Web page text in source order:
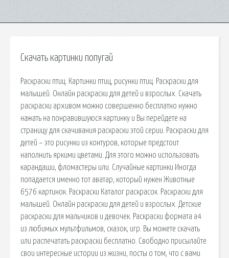
Скачать картинки попугай
Раскраски птиц. Картинки птиц, рисунки птиц. Раскраски для
малышей. Онлайн раскраски для детей и взрослых. Скачать
раскраски архивом можно совершенно бесплатно нужно
нажать на понравившуюся картинку и Вы перейдете на
страницу для скачивания раскраски этой серии. Раскраски для
детей – это рисунки из контуров, которые предстоит
наполнить яркими цветами. Для этого можно использовать
карандаши, фломастеры или. Случайные картинки Иногда
попадается именно тот аватар, который нужен Животные
6576 картинок. Раскраски Каталог раскрасок. Раскраски для
малышей. Онлайн раскраски для детей и взрослых. Детские
раскраски для мальчиков и девочек. Раскраски формата а4
из любимых мультфильмов, сказок, игр. Вы можете скачать
или распечатать раскраски бесплатно. Свободно присылайте
свои интересные истории из жизни, посты о том, что с вами